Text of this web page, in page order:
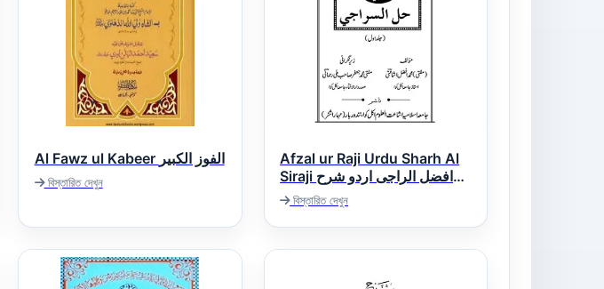
Al Fawz ul Kabeer الفوز الکبیر
বিস্তারিত দেখুন
Afzal ur Raji Urdu Sharh Al
Siraji افضل الراجی اردو شرح
سراجی
বিস্তারিত দেখুন